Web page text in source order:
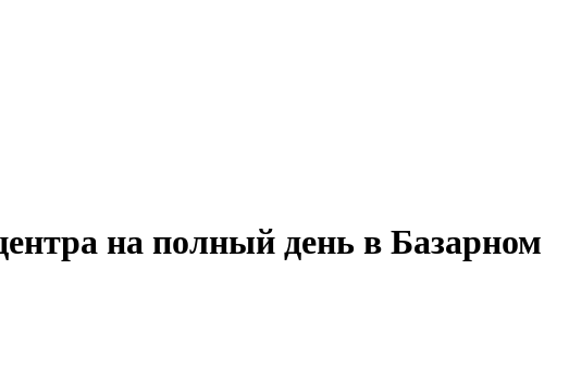
на полный день в Базарном